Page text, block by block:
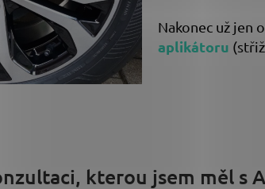
Nakonec už jen
aplikátoru
kterou jsem měl s